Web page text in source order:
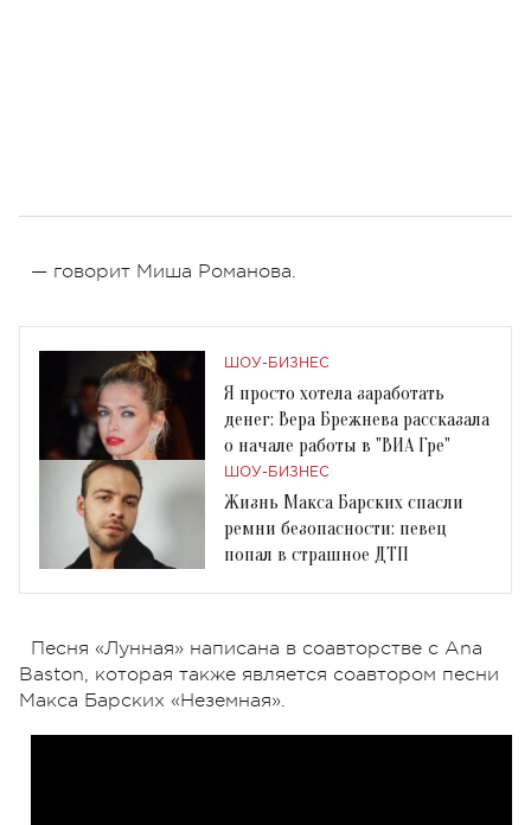
— говорит Миша Романова.
ШОУ-БИЗНЕС
Я просто хотела заработать
денег: Вера Брежнева рассказала
о начале работы в "ВИА Гре"
ШОУ-БИЗНЕС
Жизнь Макса Барских спасли
ремни безопасности: певец
попал в страшное ДТП
Песня «Лунная» написана в соавторстве с Ana
Baston, которая также является соавтором песни
Макса Барских «Неземная».